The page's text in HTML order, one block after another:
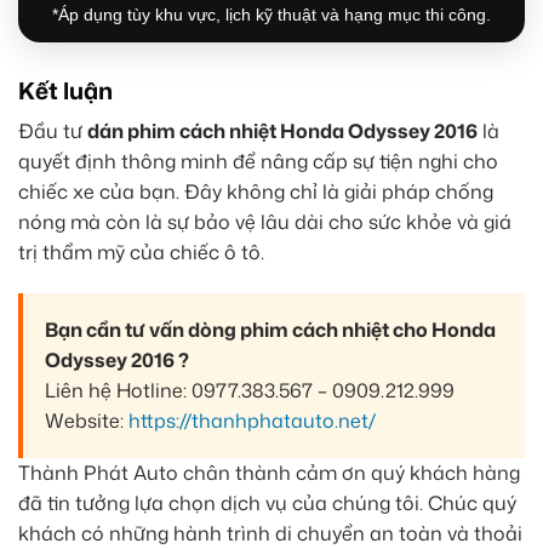
*Áp dụng tùy khu vực, lịch kỹ thuật và hạng mục thi công.
Kết luận
Đầu tưdán phim cách nhiệt Honda Odyssey 2016 là
quyết định thông minh để nâng cấp sự tiện nghi cho
chiếc xe của bạn. Đây không chỉ là giải pháp chống
nóng mà còn là sự bảo vệ lâu dài cho sức khỏe và giá
trị thẩm mỹ của chiếc ô tô.
Bạn cần tư vấn dòng phim cách nhiệt cho Honda
Odyssey 2016 ?
Liên hệ Hotline: 0977.383.567 – 0909.212.999
Website: https://thanhphatauto.net/
Thành Phát Auto chân thành cảm ơn quý khách hàng
đã tin tưởng lựa chọn dịch vụ của chúng tôi. Chúc quý
khách có những hành trình di chuyển an toàn và thoải